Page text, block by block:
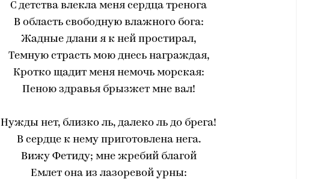
С детства влекла меня сердца тренога
В область свободную влажного бога:
Жадные длани я к ней простирал,
Темную страсть мою днесь награждая,
Кротко щадит меня немочь морская:
Пеною здравья брызжет мне вал!
Нужды нет, близко ль, далеко ль до брега!
В сердце к нему приготовлена нега.
Вижу Фетиду; мне жребий благой
Емлет она из лазоревой урны: